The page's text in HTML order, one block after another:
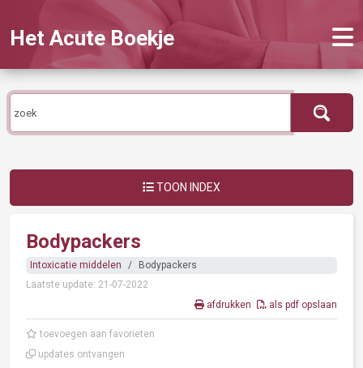
Het Acute Boekje
TOON INDEX
Bodypackers
Intoxicatie middelen
Bodypackers
Laatste update: 21-07-2022
afdrukken
als pdf opslaan
toevoegen aan favorieten
updates ontvangen